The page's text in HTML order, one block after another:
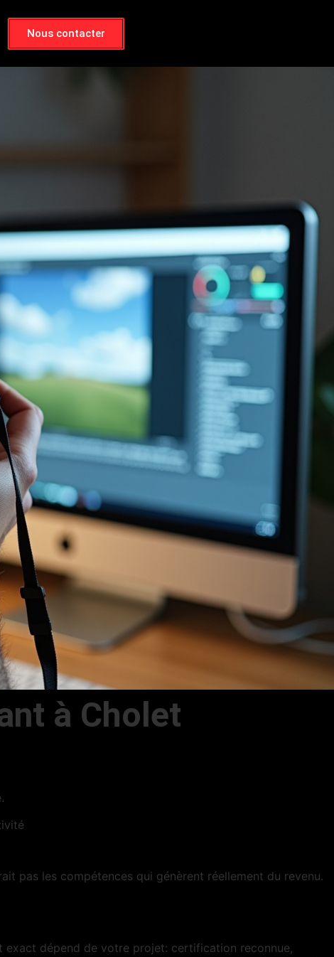
Nous contacter
à Cholet
pas les compétences qui génèrent réellement du revenu.
exact dépend de votre projet: certification reconnue,